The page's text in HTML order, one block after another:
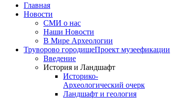
Главная
Новости
СМИ о нас
Наши Новости
В Мире Археологии
Труворово городищеПроект музеефикации
Введение
История и Ландшафт
Историко-
Археологический очерк
Ландшафт и геология